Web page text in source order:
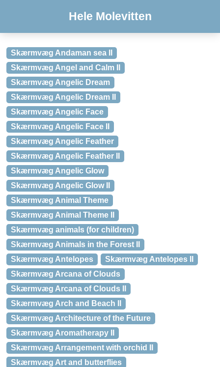
Hele Molevitten
Skærmvæg Andaman sea II
Skærmvæg Angel and Calm II
Skærmvæg Angelic Dream
Skærmvæg Angelic Dream II
Skærmvæg Angelic Face
Skærmvæg Angelic Face II
Skærmvæg Angelic Feather
Skærmvæg Angelic Feather II
Skærmvæg Angelic Glow
Skærmvæg Angelic Glow II
Skærmvæg Animal Theme
Skærmvæg Animal Theme II
Skærmvæg animals (for children)
Skærmvæg Animals in the Forest II
Skærmvæg Antelopes
Skærmvæg Antelopes II
Skærmvæg Arcana of Clouds
Skærmvæg Arcana of Clouds II
Skærmvæg Arch and Beach II
Skærmvæg Architecture of the Future
Skærmvæg Aromatherapy II
Skærmvæg Arrangement with orchid II
Skærmvæg Art and butterflies